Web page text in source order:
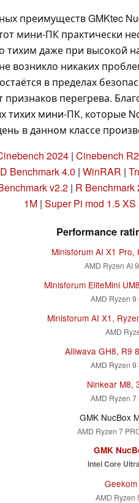
преимуществ GMKtec
мини-ПК практически
тихим даже при высокой
возникло никаких
в пределах
перегрева.
тихих мини-ПК, которые
в данном классе
2024| Cinebench
Benchmark 4.0 | WinRAR |
v2.2 | R Benchmark
1M | Super Pi mod 1.5 XS
Performance
Minisforum AI X1 Pro,
AMD Ryzen AI
Minisforum EliteMini
AMD Ryzen
Minisforum AI X1,
AMD
Alliwava GH8, R9
AMD Ryzen
Ninkear M8,
AMD Ryzen
GMK NucBox
AMD Ryzen 7
GMK
Intel Core
AMD Ryzen